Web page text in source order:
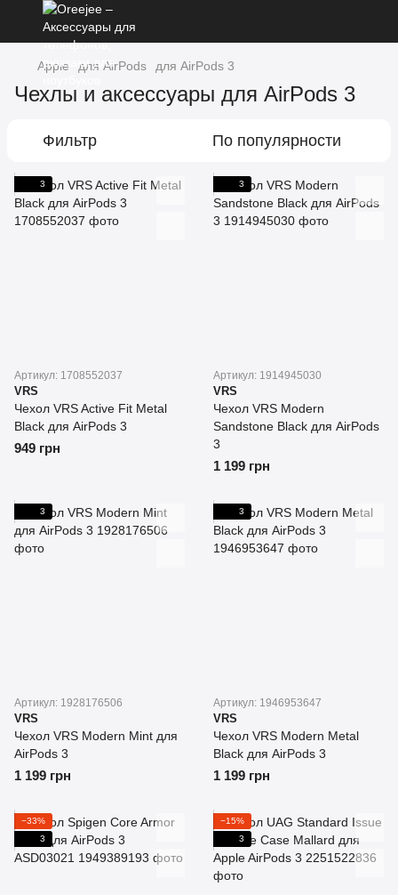
Apple для AirPods для AirPods 3
Чехлы и аксессуары для AirPods 3
Фильтр По популярности
3
Артикул: 1708552037
VRS
Чехол VRS Active Fit Metal
Black для AirPods 3
949 грн
3
Артикул: 1914945030
VRS
Чехол VRS Modern
Sandstone Black для AirPods
3
1 199 грн
3
Артикул: 1928176506
VRS
Чехол VRS Modern Mint для
AirPods 3
1 199 грн
3
Артикул: 1946953647
VRS
Чехол VRS Modern Metal
Black для AirPods 3
1 199 грн
−33%
3
−15%
3